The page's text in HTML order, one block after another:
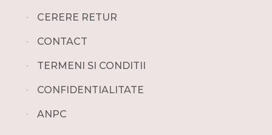
∙ CERERE RETUR
∙ CONTACT
∙ TERMENI SI CONDITII
∙ CONFIDENTIALITATE
∙ ANPC